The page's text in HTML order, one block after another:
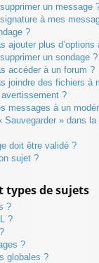
un message
à mes
?
ajouter plus
un sondage ?
accéder à un forum ?
joindre des fichiers à
?
messages à un
Sauvegarder » dans
doit être validé ?
sujet ?
types de sujets
?
?
?
globales ?